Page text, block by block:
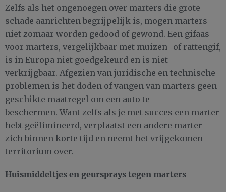
Zelfs als het ongenoegen over marters die grote
schade aanrichten begrijpelijk is, mogen marters
niet zomaar worden gedood of gewond. Een gifaas
voor marters, vergelijkbaar met muizen- of rattengif,
is in Europa niet goedgekeurd en is niet
verkrijgbaar. Afgezien van juridische en technische
problemen is het doden of vangen van marters geen
geschikte maatregel om een auto te
beschermen. Want zelfs als je met succes een marter
hebt geëlimineerd, verplaatst een andere marter
zich binnen korte tijd en neemt het vrijgekomen
territorium over.
Huismiddeltjes en geursprays tegen marters